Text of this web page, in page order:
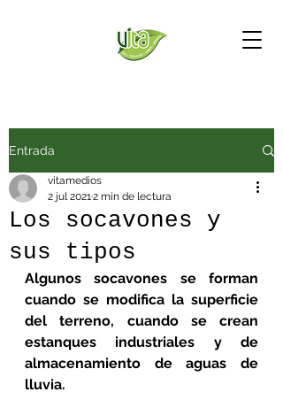
Entrada
Los socavones y
sus tipos
vitamedios
2 jul 20212 min de lectura
Algunos socavones se forman
cuando se modifica la superficie
del terreno, cuando se crean
estanques industriales y de
almacenamiento de aguas de
lluvia.